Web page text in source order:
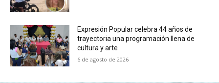
Expresión Popular celebra 44 años de
trayectoria una programación llena de
cultura y arte
6 de agosto de 2026